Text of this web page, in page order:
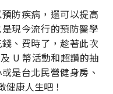
防疾病，還可以提高
現今流行的預防醫學
、費時了，趁著此次
U 幣活動和超讚的抽
是台北民營健身房、
康人生吧！